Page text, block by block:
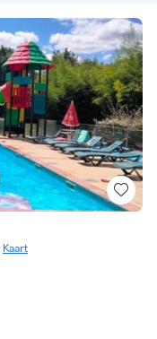
Kaart